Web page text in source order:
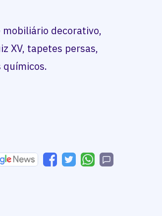
decorativo,
XV, tapetes persas,
químicos.